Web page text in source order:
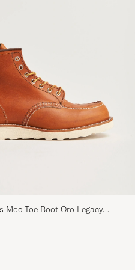
Moc Toe Boot Oro Legacy